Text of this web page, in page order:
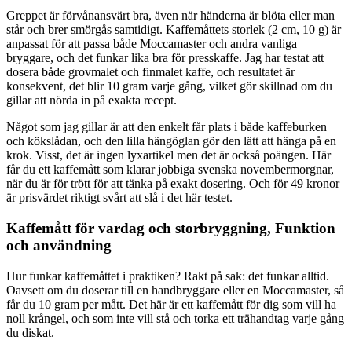
Greppet är förvånansvärt bra, även när händerna är blöta eller man
står och brer smörgås samtidigt. Kaffemåttets storlek (2 cm, 10 g) är
anpassat för att passa både Moccamaster och andra vanliga
bryggare, och det funkar lika bra för presskaffe. Jag har testat att
dosera både grovmalet och finmalet kaffe, och resultatet är
konsekvent, det blir 10 gram varje gång, vilket gör skillnad om du
gillar att nörda in på exakta recept.
Något som jag gillar är att den enkelt får plats i både kaffeburken
och kökslådan, och den lilla hängöglan gör den lätt att hänga på en
krok. Visst, det är ingen lyxartikel men det är också poängen. Här
får du ett kaffemått som klarar jobbiga svenska novembermorgnar,
när du är för trött för att tänka på exakt dosering. Och för 49 kronor
är prisvärdet riktigt svårt att slå i det här testet.
Kaffemått för vardag och storbryggning, Funktion
och användning
Hur funkar kaffemåttet i praktiken? Rakt på sak: det funkar alltid.
Oavsett om du doserar till en handbryggare eller en Moccamaster, så
får du 10 gram per mått. Det här är ett kaffemått för dig som vill ha
noll krångel, och som inte vill stå och torka ett trähandtag varje gång
du diskat.